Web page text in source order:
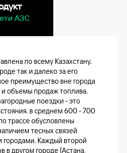
АЗС
по всему Казахстану.
так и далеко за его
преимущество вне города
объемы продаж топлива.
поездки - это
в среднем 600 - 700
трассе обусловлены
тесных связей
Каждый второй
в другом городе (Астана,